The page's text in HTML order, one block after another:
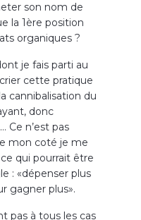
son nom de
la 1ère position
organiques ?
je fais parti au
cette pratique
cannibalisation du
donc
Ce n’est pas
mon coté je me
qui pourrait être
: «dépenser plus
gagner plus».
pas à tous les cas